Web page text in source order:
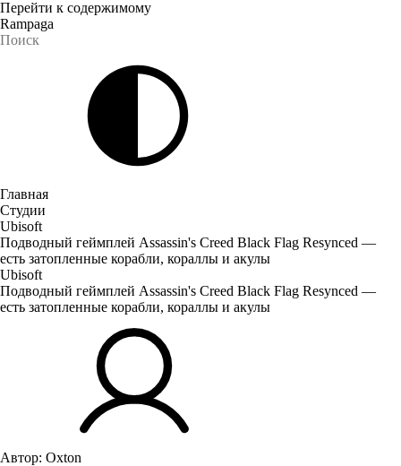
Перейти к содержимому
Rampaga
Главная
Студии
Ubisoft
Подводный геймплей Assassin's Creed Black Flag Resynced —
есть затопленные корабли, кораллы и акулы
Ubisoft
Подводный геймплей Assassin's Creed Black Flag Resynced —
есть затопленные корабли, кораллы и акулы
Автор: Oxton